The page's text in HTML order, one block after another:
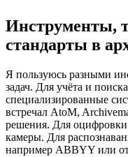
Инструменты,
стандарты в
Я пользуюсь разными
задач. Для учёта и
специализированные
встречал AtoM,
решения. Для
камеры. Для
например ABBYY или